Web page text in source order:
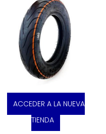
ACCEDER A LA NUEVA
TIENDA